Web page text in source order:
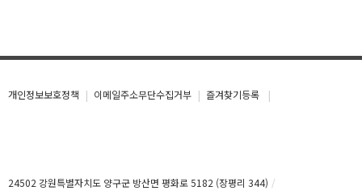
개인정보보호정책 이메일주소무단수집거부 즐겨찾기등록
24502 강원특별자치도 양구군 방산면 평화로 5182 (장평리 344)